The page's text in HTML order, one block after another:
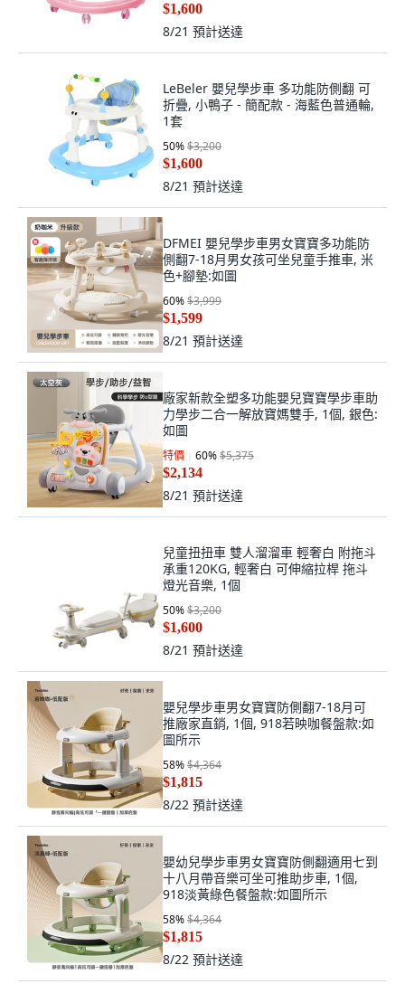
$1,600
8/21 預計送達
LeBeler 嬰兒學步車 多功能防側翻 可
折疊, 小鴨子 - 簡配款 - 海藍色普通輪,
1套
50%$3,200
$1,600
8/21 預計送達
DFMEI 嬰兒學步車男女寶寶多功能防
側翻7-18月男女孩可坐兒童手推車, 米
色+腳墊:如圖
60%$3,999
$1,599
8/21 預計送達
廠家新款全塑多功能嬰兒寶寶學步車助
力學步二合一解放寶媽雙手, 1個, 銀色:
如圖
特價 60%$5,375
$2,134
8/21 預計送達
兒童扭扭車 雙人溜溜車 輕奢白 附拖斗
承重120KG, 輕奢白 可伸縮拉桿 拖斗
燈光音樂, 1個
50%$3,200
$1,600
8/21 預計送達
嬰兒學步車男女寶寶防側翻7-18月可
推廠家直銷, 1個, 918若映咖餐盤款:如
圖所示
58%$4,364
$1,815
8/22 預計送達
嬰幼兒學步車男女寶寶防側翻適用七到
十八月帶音樂可坐可推助步車, 1個,
918淡黃綠色餐盤款:如圖所示
58%$4,364
$1,815
8/22 預計送達